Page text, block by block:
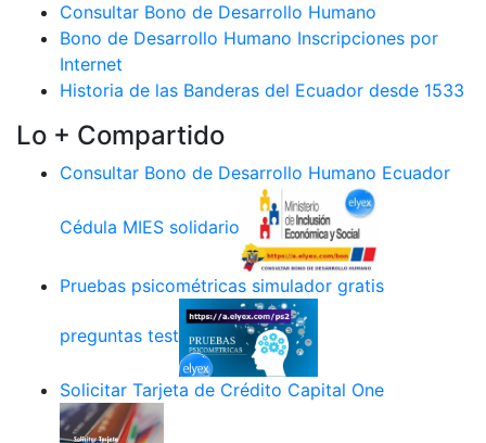
Consultar Bono de Desarrollo Humano
Bono de Desarrollo Humano Inscripciones por
Internet
Historia de las Banderas del Ecuador desde 1533
Lo + Compartido
Consultar Bono de Desarrollo Humano Ecuador
Cédula MIES solidario
Pruebas psicométricas simulador gratis
preguntas test
Solicitar Tarjeta de Crédito Capital One